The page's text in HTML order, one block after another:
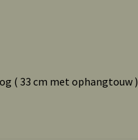
( 33 cm met ophangtouw )